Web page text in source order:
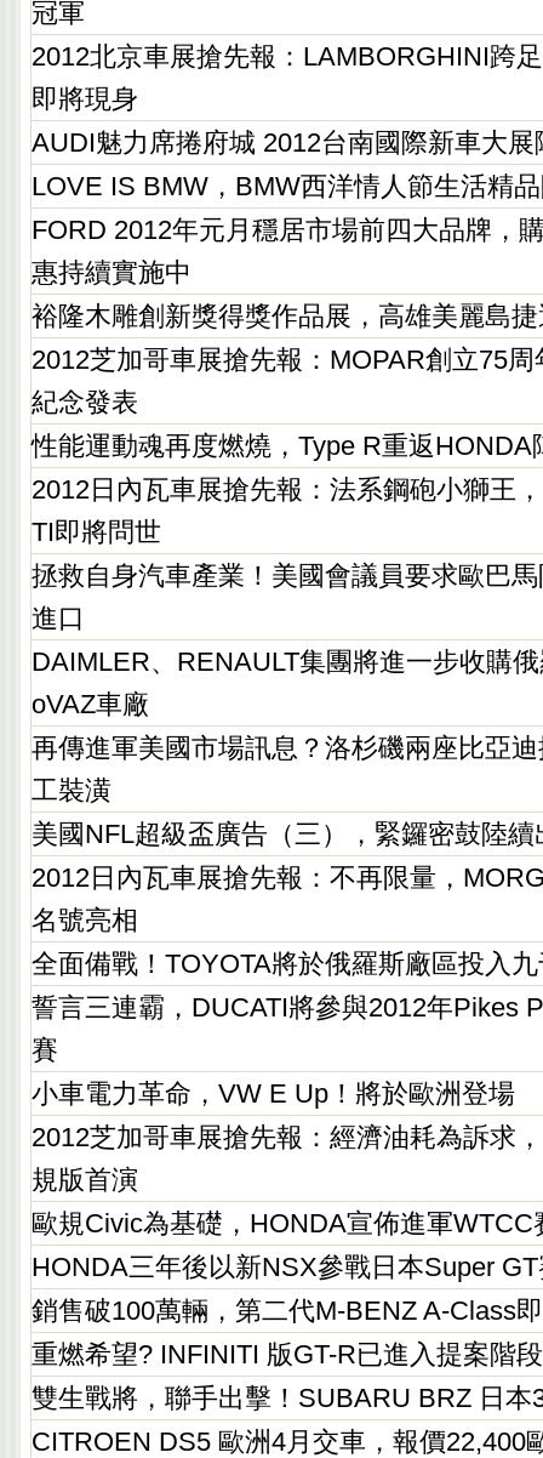
冠軍
2012北京車展搶先報：LAMBORGHINI跨
即將現身
AUDI魅力席捲府城 2012台南國際新車大展
LOVE IS BMW，BMW西洋情人節生活精
FORD 2012年元月穩居市場前四大品牌，
惠持續實施中
裕隆木雕創新獎得獎作品展，高雄美麗島
2012芝加哥車展搶先報：MOPAR創立75
紀念發表
性能運動魂再度燃燒，Type R重返HONDA
2012日內瓦車展搶先報：法系鋼砲小獅王
TI即將問世
拯救自身汽車產業！美國會議員要求歐巴
進口
DAIMLER、RENAULT集團將進一步收購
oVAZ車廠
再傳進軍美國市場訊息？洛杉磯兩座比亞
工裝潢
美國NFL超級盃廣告（三），緊鑼密鼓陸續
2012日內瓦車展搶先報：不再限量，
名號亮相
全面備戰！TOYOTA將於俄羅斯廠區投入
誓言三連霸，DUCATI將參與2012年Pikes
賽
小車電力革命，VW E Up！將於歐洲登場
2012芝加哥車展搶先報：經濟油耗為訴求
規版首演
歐規Civic為基礎，HONDA宣佈進軍WTCC
HONDA三年後以新NSX參戰日本Super
銷售破100萬輛，第二代M-BENZ A-Class
重燃希望? INFINITI 版GT-R已進入提案階
雙生戰將，聯手出擊！SUBARU BRZ 日本
CITROEN DS5 歐洲4月交車，報價22,400